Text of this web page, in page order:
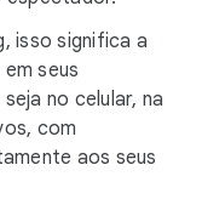
isso significa a
seus
no celular, na
com
aos seus